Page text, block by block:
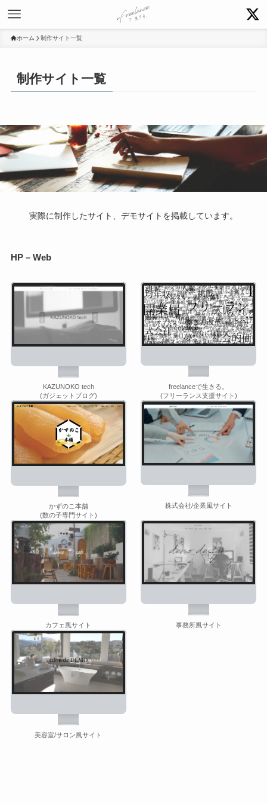
ホーム 制作サイト一覧
制作サイト一覧
実際に制作したサイト、デモサイトを掲載しています。
HP– Web
KAZUNOKO tech
(ガジェットブログ)
freelanceで生きる。
(フリーランス支援サイト)
かずのこ本舗
(数の子専門サイト)
株式会社/企業風サイト
カフェ風サイト 事務所風サイト
美容室/サロン風サイト